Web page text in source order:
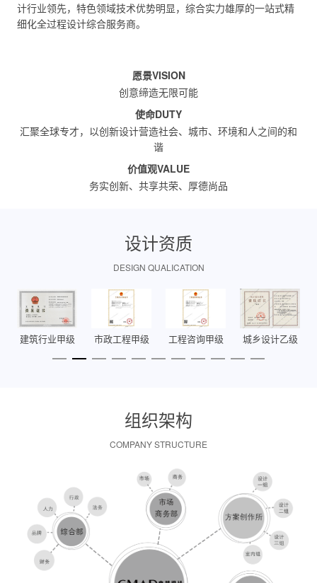
计行业领先，特色领域技术优势明显，综合实力雄厚的一站式精
细化全过程设计综合服务商。
愿景VISION
创意缔造无限可能
使命DUTY
汇聚全球专才，以创新设计营造社会、城市、环境和人之间的和
谐
价值观VALUE
务实创新、共享共荣、厚德尚品
设计资质
DESIGN QUALICATION
建筑行业甲级 市政工程甲级 工程咨询甲级 城乡设计乙级
组织架构
COMPANY STRUCTURE